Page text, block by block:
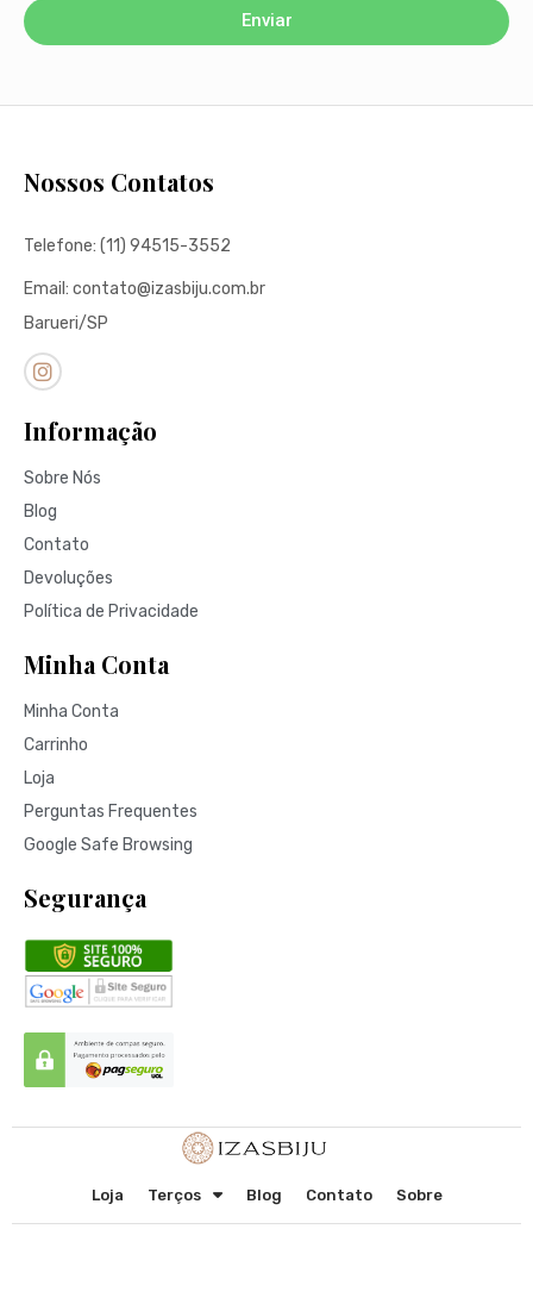
Enviar
Nossos Contatos
Telefone: (11) 94515-3552
Email: contato@izasbiju.com.br
Barueri/SP
Informação
Sobre Nós
Blog
Contato
Devoluções
Política de Privacidade
Minha Conta
Minha Conta
Carrinho
Loja
Perguntas Frequentes
Google Safe Browsing
Segurança
Loja Terços Blog Contato Sobre